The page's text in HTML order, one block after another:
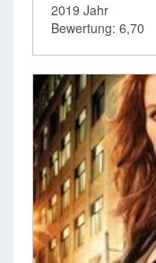
2019 Jahr
Bewertung: 6,70